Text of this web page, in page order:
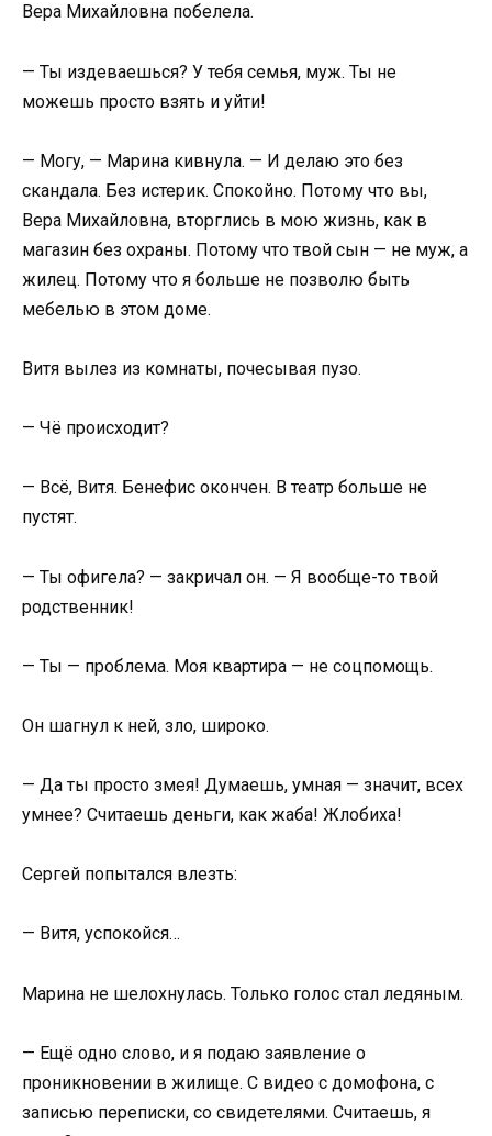
Вера Михайловна побелела.
— Ты издеваешься? У тебя семья, муж. Ты не
можешь просто взять и уйти!
— Могу, — Марина кивнула. — И делаю это без
скандала. Без истерик. Спокойно. Потому что вы,
Вера Михайловна, вторглись в мою жизнь, как в
магазин без охраны. Потому что твой сын — не муж, а
жилец. Потому что я больше не позволю быть
мебелью в этом доме.
Витя вылез из комнаты, почесывая пузо.
— Чё происходит?
— Всё, Витя. Бенефис окончен. В театр больше не
пустят.
— Ты офигела? — закричал он. — Я вообще-то твой
родственник!
— Ты — проблема. Моя квартира — не соцпомощь.
Он шагнул к ней, зло, широко.
— Да ты просто змея! Думаешь, умная — значит, всех
умнее? Считаешь деньги, как жаба! Жлобиха!
Сергей попытался влезть:
— Витя, успокойся…
Марина не шелохнулась. Только голос стал ледяным.
— Ещё одно слово, и я подаю заявление о
проникновении в жилище. С видео с домофона, с
записью переписки, со свидетелями. Считаешь, я